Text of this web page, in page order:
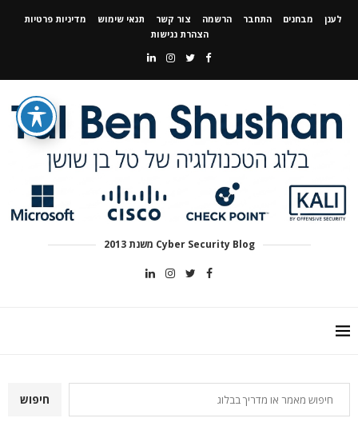
לענן מבחנים התחבר הרשמה צור קשר תנאי שימוש
מדיניות פרטיות
הצהרת נגישות
Cyber Security Blog משנת 2013
חיפוש